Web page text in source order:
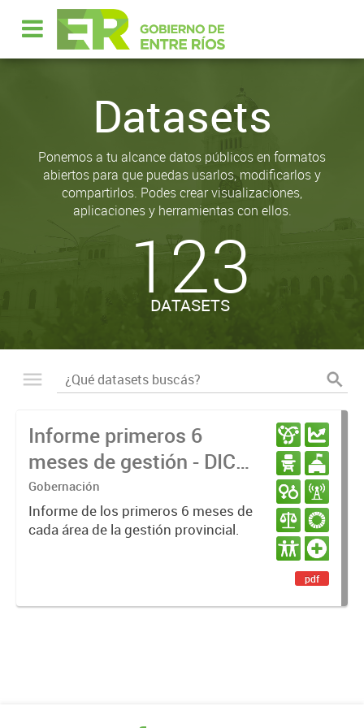
Datasets
Ponemos a tu alcance datos públicos en formatos
abiertos para que puedas usarlos, modificarlos y
compartirlos. Podes crear visualizaciones,
aplicaciones y herramientas con ellos.
123
DATASETS
Informe primeros 6
meses de gestión - DIC
23 / JUN 24
Gobernación
Informe de los primeros 6 meses de
cada área de la gestión provincial.
pdf